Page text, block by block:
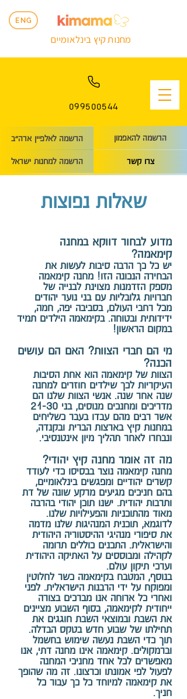
ENG
099500544
הרשמה לאלפיין ארה״ב
הרשמה למחנות ישראל
הרשמה להאפמון
צרו קשר
מחנות קיץ בינלאומיים
שאלות נפוצות
מדוע לבחור דווקא במחנה
קימאמה?
יש כל כך הרבה סיבות לעשות את
הבחירה הנכונה הזו! מחנה קימאמה
מספק הזדמנות מצוינת לבנייה של
חברויות גלובליות עם בני נוער יהודים
מכל רחבי העולם, בסביבה יפה, חמה,
ידידותית ובטוחה. בקימאמה הילדים תמיד
במקום הראשון!
מי הם חברי הצוות? האם הם עושים
הכנה?
הצוות של קימאמה הוא אחת הסיבות
העיקריות לכך שילדים חוזרים למחנה
שנה אחר שנה. אנשי הצוות שלנו הם
מדריכים ומחנכים מנוסים, בני 21-30
אשר רבים מהם עבדו בעבר כשליחים
במחנות קיץ בארצות הברית ובקנדה,
ונבחרו לאחר תהליך מיון אינטנסיבי.
מה זה אומר מחנה קיץ יהודי?
מחנה קימאמה נוצר בבסיסו כדי לעודד
קשרים יהודיים ומפגשים בינלאומיים,
בהם חניכים מגיעים מרקע שונה של דת
ותרבות יהודית. ישנו תוכן יהודי בהרבה
מאוד מהתוכניות והפעילויות שלנו.
לדוגמא, תוכנית המנהיגות שלנו מדמה
את סיפורי מנהיגי ההיסטוריה היהודית
והישראלית. התכנים כוללים תרומה
לקהילה ומבוססים על האתיקה היהודית
וערכי תיקון עולם.
בנוסף, המטבח בקימאמה כשר לחלוטין
ומפוקח על ידי הרבנות הישראלית. לפני
ואחרי כל ארוחה אנו מברכים בצורה
ייחודית לקימאמה, בסוף השבוע מציינים
את השבת ובמוצאי השבת חוגגים את
תחילתו של שבוע חדש בטקס הבדלה.
תוך כדי השבת נעשה שימוש בחשמל
וברמקולים. קימאמה אינו מחנה דתי, אנו
מאפשרים לכל אחד מחניכי המחנה
לפעול לפי אמונתו וכרצונו. זה מה שהופך
את קימאמה למיוחד כל כך עבור כל
חניך.